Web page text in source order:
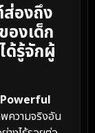
องถึง
องเด็ก
ด้รู้จักผู้
พความจริงอัน